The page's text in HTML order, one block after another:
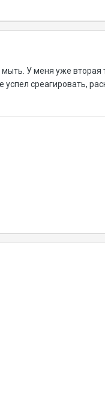
У меня уже вторая
среагировать,